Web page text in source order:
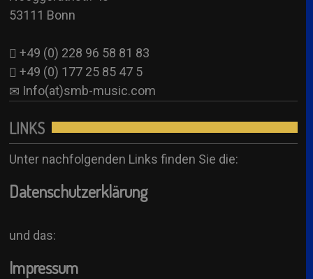
53111 Bonn
+49 (0) 228 96 58 81 83
+49 (0) 177 25 85 47 5
Info(at)smb-music.com
LINKS
Unter nachfolgenden Links finden Sie die:
Datenschutzerklärung
und das:
Impressum